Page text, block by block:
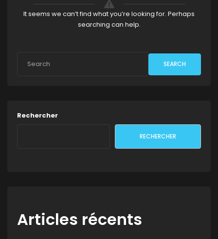
It seems we can’t find what you’re looking for. Perhaps
searching can help.
SEARCH
Rechercher
RECHERCHER
Articles récents